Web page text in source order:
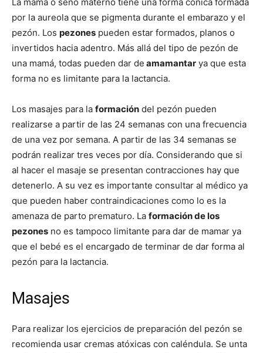
por la aureola que se pigmenta durante el embarazo y el
pezón. Los pezones pueden estar formados, planos o
invertidos hacia adentro. Más allá del tipo de pezón de
una mamá, todas pueden dar de amamantar ya que esta
forma no es limitante para la lactancia.
Los masajes para la formación del pezón pueden
realizarse a partir de las 24 semanas con una frecuencia
de una vez por semana. A partir de las 34 semanas se
podrán realizar tres veces por día. Considerando que si
al hacer el masaje se presentan contracciones hay que
detenerlo. A su vez es importante consultar al médico ya
que pueden haber contraindicaciones como lo es la
amenaza de parto prematuro. La formación de los
pezones no es tampoco limitante para dar de mamar ya
que el bebé es el encargado de terminar de dar forma al
pezón para la lactancia.
Masajes
Para realizar los ejercicios de preparación del pezón se
recomienda usar cremas atóxicas con caléndula. Se unta